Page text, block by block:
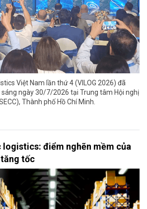
Việt Nam lần thứ 4 (VILOG 2026) đã
ngày 30/7/2026 tại Trung tâm Hội nghị
Thành phố Hồ Chí Minh.
điểm nghẽn mềm của
tốc